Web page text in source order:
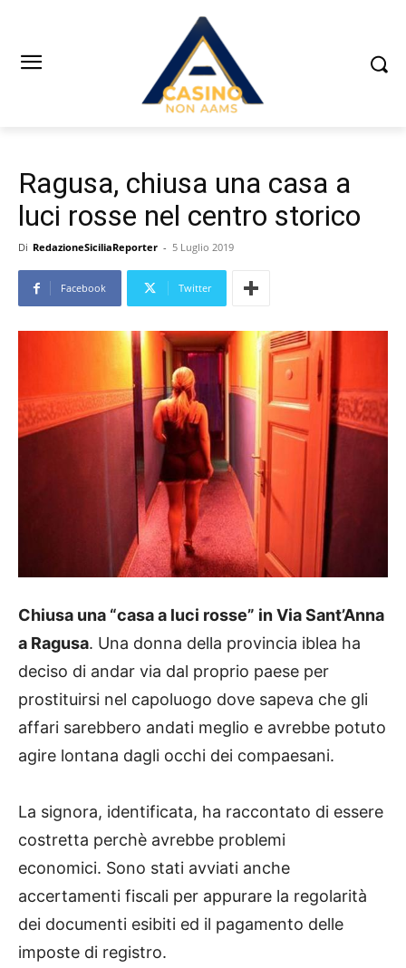
Ragusa, chiusa una casa a
luci rosse nel centro storico
Di RedazioneSiciliaReporter - 5 Luglio 2019
Facebook Twitter
Chiusa una “casa a luci rosse” in Via Sant’Anna
a Ragusa. Una donna della provincia iblea ha
deciso di andar via dal proprio paese per
prostituirsi nel capoluogo dove sapeva che gli
affari sarebbero andati meglio e avrebbe potuto
agire lontana dagli occhi dei compaesani.
La signora, identificata, ha raccontato di essere
costretta perchè avrebbe problemi
economici. Sono stati avviati anche
accertamenti fiscali per appurare la regolarità
dei documenti esibiti ed il pagamento delle
imposte di registro.